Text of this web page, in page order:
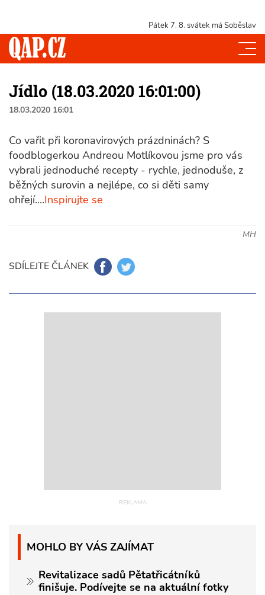
Pátek 7. 8. svátek má Soběslav
Jídlo (18.03.2020 16:01:00)
18.03.2020 16:01
Co vařit při koronavirových prázdninách? S
foodblogerkou Andreou Motlíkovou jsme pro vás
vybrali jednoduché recepty - rychle, jednoduše, z
běžných surovin a nejlépe, co si děti samy
ohřejí....Inspirujte se
MH
SDÍLEJTE ČLÁNEK
MOHLO BY VÁS ZAJÍMAT
Revitalizace sadů Pětatřicátníků
finišuje. Podívejte se na aktuální fotky